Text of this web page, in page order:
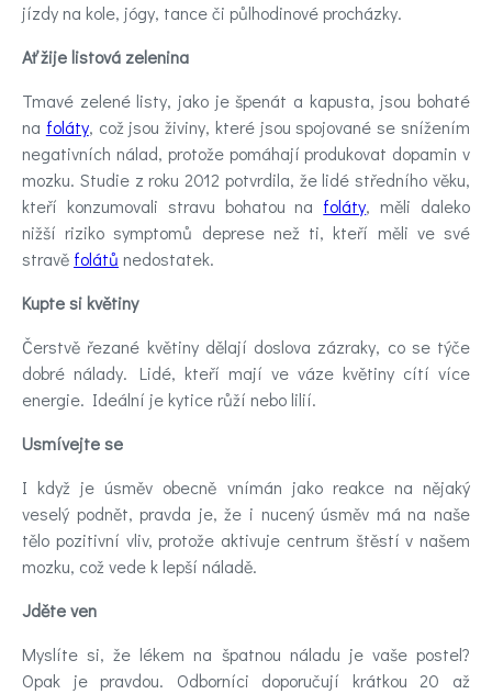
jízdy na kole, jógy, tance či půlhodinové procházky.
Ať žije listová zelenina
Tmavé zelené listy, jako je špenát a kapusta, jsou bohaté
na foláty, což jsou živiny, které jsou spojované se snížením
negativních nálad, protože pomáhají produkovat dopamin v
mozku. Studie z roku 2012 potvrdila, že lidé středního věku,
kteří konzumovali stravu bohatou na foláty, měli daleko
nižší riziko symptomů deprese než ti, kteří měli ve své
stravě folátů nedostatek.
Kupte si květiny
Čerstvě řezané květiny dělají doslova zázraky, co se týče
dobré nálady. Lidé, kteří mají ve váze květiny cítí více
energie. Ideální je kytice růží nebo lilií.
Usmívejte se
I když je úsměv obecně vnímán jako reakce na nějaký
veselý podnět, pravda je, že i nucený úsměv má na naše
tělo pozitivní vliv, protože aktivuje centrum štěstí v našem
mozku, což vede k lepší náladě.
Jděte ven
Myslíte si, že lékem na špatnou náladu je vaše postel?
Opak je pravdou. Odborníci doporučují krátkou 20 až